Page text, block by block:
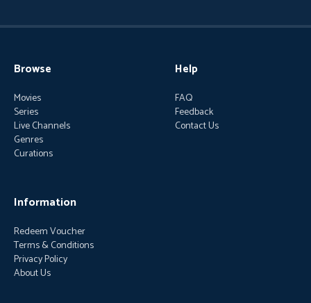
Browse
Movies
Series
Live Channels
Genres
Curations
Help
FAQ
Feedback
Contact Us
Information
Redeem Voucher
Terms & Conditions
Privacy Policy
About Us